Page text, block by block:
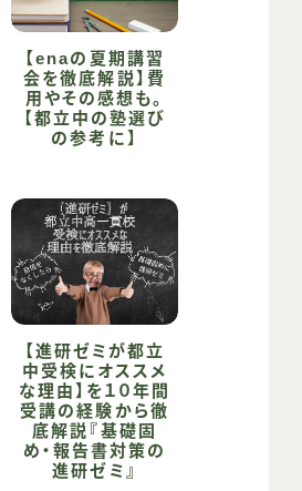
【enaの夏期講習
会を徹底解説】費
用やその感想も。
【都立中の塾選び
の参考に】
【進研ゼミが都立
中受検にオススメ
な理由】を１０年間
受講の経験から徹
底解説『基礎固
め・報告書対策の
進研ゼミ』